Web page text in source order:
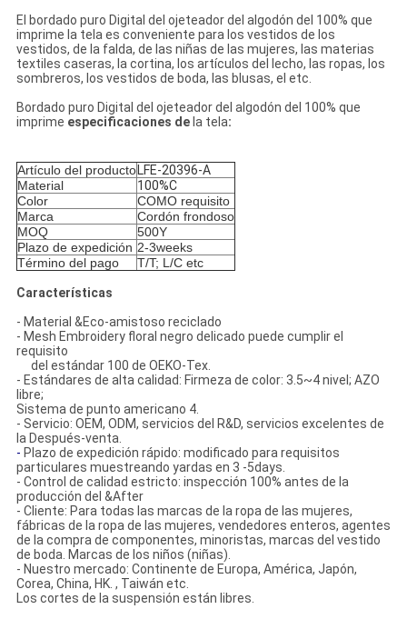
El bordado puro Digital del ojeteador del algodón del 100% que
imprime la tela es conveniente para los vestidos de los
vestidos, de la falda, de las niñas de las mujeres, las materias
textiles caseras, la cortina, los artículos del lecho, las ropas, los
sombreros, los vestidos de boda, las blusas, el etc.
Bordado puro Digital del ojeteador del algodón del 100% que
imprime especificaciones dela tela:
Artículo del productoLFE-20396-A
Material
100%C
Color
COMO requisito
Marca
Cordón frondoso
MOQ
500Y
Plazo de expedición 2-3weeks
Término del pago
T/T; L/C etc
Características
- Material &Eco-amistoso reciclado
- Mesh Embroidery floral negro delicado puede cumplir el
requisito
del estándar 100 de OEKO-Tex.
- Estándares de alta calidad: Firmeza de color: 3.5~4 nivel; AZO
libre;
Sistema de punto americano 4.
- Servicio: OEM, ODM, servicios del R&D, servicios excelentes de
la Después-venta.
- Plazo de expedición rápido: modificado para requisitos
particulares muestreando yardas en 3 -5days.
- Control de calidad estricto: inspección 100% antes de la
producción del &After
- Cliente: Para todas las marcas de la ropa de las mujeres,
fábricas de la ropa de las mujeres, vendedores enteros, agentes
de la compra de componentes, minoristas, marcas del vestido
de boda. Marcas de los niños (niñas).
- Nuestro mercado: Continente de Europa, América, Japón,
Corea, China, HK. , Taiwán etc.
Los cortes de la suspensión están libres.